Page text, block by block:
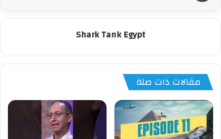
Shark Tank Egypt
مقالات ذات صلة